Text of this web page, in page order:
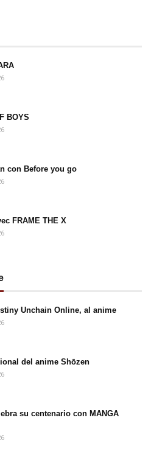
BOYS
con Before you go
FRAME THE X
Unchain Online, al anime
del anime Shōzen
su centenario con MANGA